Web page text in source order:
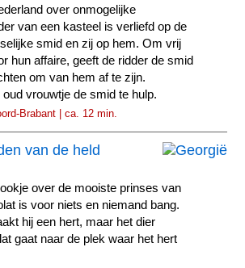
over onmogelijke
van een kasteel is verliefd op de
smid en zij op hem. Om vrij
hun affaire, geeft de ridder de smid
om van hem af te zijn.
vrouwtje de smid te hulp.
Brabant | ca. 12 min.
van de held
over de mooiste prinses van
is voor niets en niemand bang.
hij een hert, maar het dier
gaat naar de plek waar het hert